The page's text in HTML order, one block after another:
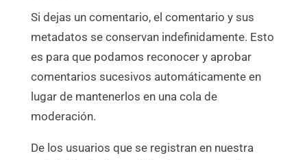
Si dejas un comentario, el comentario y sus
metadatos se conservan indefinidamente. Esto
es para que podamos reconocer y aprobar
comentarios sucesivos automáticamente en
lugar de mantenerlos en una cola de
moderación.
De los usuarios que se registran en nuestra